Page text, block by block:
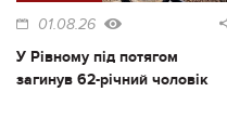
01.08.26
У Рівному під потягом
загинув 62-річний чоловік